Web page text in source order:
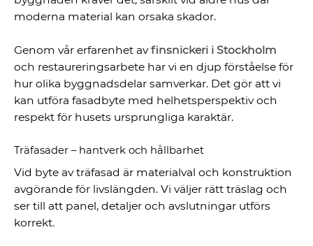
moderna material kan orsaka skador.
Genom vår erfarenhet avfinsnickeri i Stockholm
och restaureringsarbete har vi en djup förståelse för
hur olika byggnadsdelar samverkar. Det gör att vi
kan utföra fasadbyte med helhetsperspektiv och
respekt för husets ursprungliga karaktär.
Träfasader – hantverk och hållbarhet
Vid byte av träfasad är materialval och konstruktion
avgörande för livslängden. Vi väljer rätt träslag och
ser till att panel, detaljer och avslutningar utförs
korrekt.